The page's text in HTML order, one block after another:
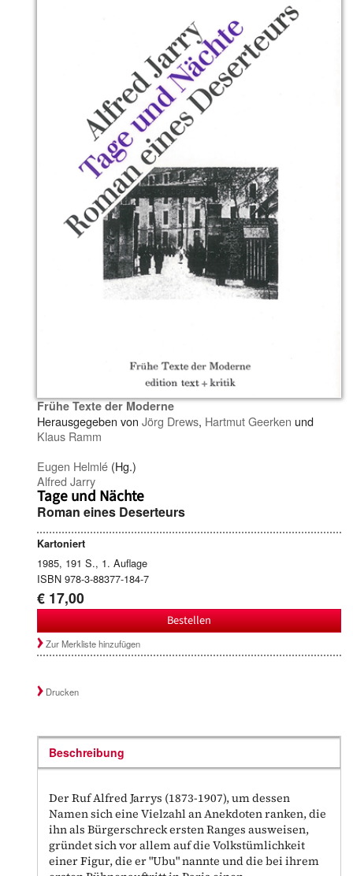
Frühe Texte der Moderne
Herausgegeben von Jörg Drews, Hartmut Geerken und
Klaus Ramm
Eugen Helmlé (Hg.)
Alfred Jarry
Tage und Nächte
Roman eines Deserteurs
Kartoniert
1985, 191 S., 1. Auflage
ISBN 978-3-88377-184-7
€ 17,00
Bestellen
Zur Merkliste hinzufügen
Drucken
Beschreibung
Der Ruf Alfred Jarrys (1873-1907), um dessen
Namen sich eine Vielzahl an Anekdoten ranken, die
ihn als Bürgerschreck ersten Ranges ausweisen,
gründet sich vor allem auf die Volkstümlichkeit
einer Figur, die er "Ubu" nannte und die bei ihrem